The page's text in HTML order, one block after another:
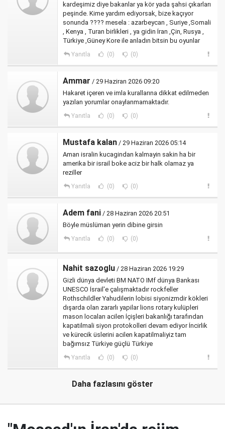
kardeşimiz diye bakanlar ya kör yada şahsi çıkarları
peşinde. Kime yardım ediyorsak, bize kaçıyor
sonunda ???? mesela : azarbeycan , Suriye ,Somali
, Kenya , Turan birlikleri , ya gidin İran ,Çin, Rusya ,
Türkiye ,Güney Kore ile anladın bitsin bu oyunlar
Yanıtla (0) (0)
Ammar / 29 Haziran 2026 09:20
Hakaret içeren ve imla kurallarına dikkat edilmeden
yazılan yorumlar onaylanmamaktadır.
Yanıtla (0) (0)
Mustafa kalan / 29 Haziran 2026 05:14
Aman isralin kucagindan kalmayin sakin ha bir
amerika bir israil boke aciz bir halk olamaz ya
reziller
Yanıtla (0) (0)
Adem fani / 28 Haziran 2026 20:51
Böyle müslüman yerin dibine girsin
Yanıtla (0) (0)
Nahit sazoglu / 28 Haziran 2026 19:29
Gizli dünya devleti BM NATO IMf dünya Bankası
UNESCO İsrail'e çalışmaktadır rockfeller
Rothschildler Yahudilerin lobisi siyonizmdir kökleri
dışarda olan zararlı yapilar lions rotary kulüpleri
mason locaları acilen İçişleri bakanlığı tarafından
kapatilmali siyon protokolleri devam ediyor İncirlik
ve kürecik üslerini acilen kapatilmaliyiz tam
bağımsız Türkiye güçlü Türkiye
Yanıtla (0) (0)
Daha fazlasını göster